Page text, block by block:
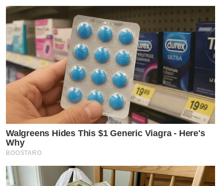
Walgreens Hides This $1 Generic Viagra - Here's
Why
BOOSTARO